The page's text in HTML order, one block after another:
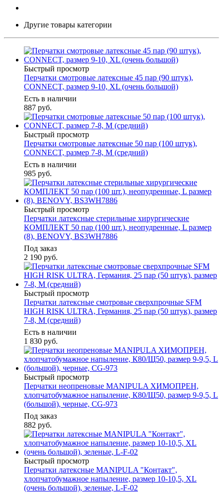
Другие товары категории
Быстрый просмотр
Перчатки смотровые латексные 45 пар (90 штук),
CONNECT, размер 9-10, XL (очень большой)
Есть в наличии
887 руб.
Быстрый просмотр
Перчатки смотровые латексные 50 пар (100 штук),
CONNECT, размер 7-8, M (средний)
Есть в наличии
985 руб.
Быстрый просмотр
Перчатки латексные стерильные хирургические
КОМПЛЕКТ 50 пар (100 шт.), неопудренные, L размер
(8), BENOVY, BS3WH7886
Под заказ
2 190 руб.
Быстрый просмотр
Перчатки латексные смотровые сверхпрочные SFM
HIGH RISK ULTRA, Германия, 25 пар (50 штук), размер
7-8, M (средний)
Есть в наличии
1 830 руб.
Быстрый просмотр
Перчатки неопреновые MANIPULA ХИМОПРЕН,
хлопчатобумажное напыление, К80/Щ50, размер 9-9,5, L
(большой), черные, CG-973
Под заказ
882 руб.
Быстрый просмотр
Перчатки латексные MANIPULA "Контакт",
хлопчатобумажное напыление, размер 10-10,5, XL
(очень большой), зеленые, L-F-02